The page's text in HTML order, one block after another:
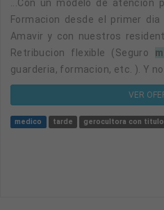
...con un modelo de atencion propio y libre de sujeciones.
Formacion desde el primer
Amavir y con nuestros
Retribucion flexible (Seguro
guarderia, formacion, etc. ). Y no
VER
medico tarde gerocultora con titulo